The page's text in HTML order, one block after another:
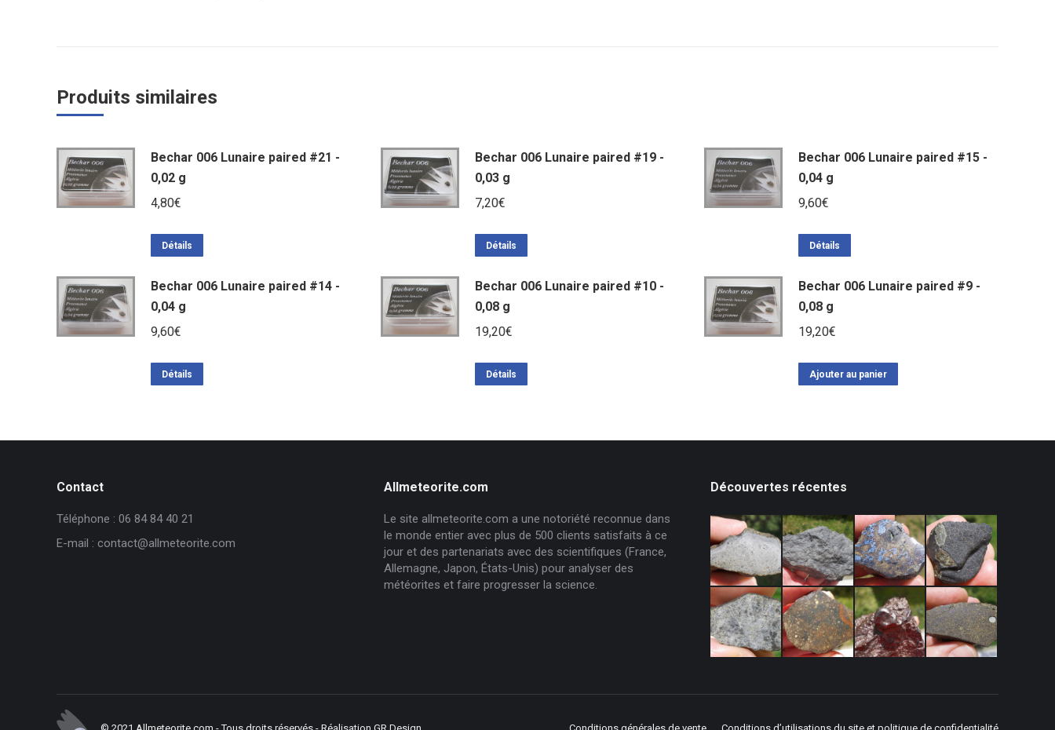
Produits similaires
Bechar 006 Lunaire paired #21 -
0,02 g
4,80€
Détails
Bechar 006 Lunaire paired #19 -
0,03 g
7,20€
Détails
Bechar 006 Lunaire paired #15 -
0,04 g
9,60€
Détails
Bechar 006 Lunaire paired #14 -
0,04 g
9,60€
Détails
Bechar 006 Lunaire paired #10 -
0,08 g
19,20€
Détails
Bechar 006 Lunaire paired #9 -
0,08 g
19,20€
Ajouter au panier
Contact
Téléphone : 06 84 84 40 21
E-mail : contact@allmeteorite.com
Allmeteorite.com
Le site allmeteorite.com a une notoriété reconnue dans
le monde entier avec plus de 500 clients satisfaits à ce
jour et des partenariats avec des scientifiques (France,
Allemagne, Japon, États-Unis) pour analyser des
météorites et faire progresser la science.
Découvertes récentes